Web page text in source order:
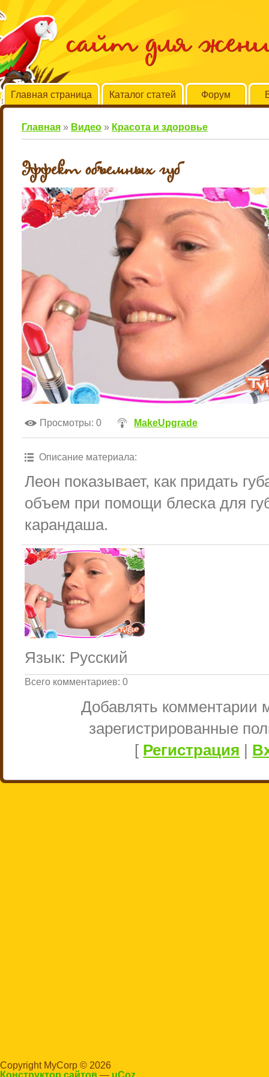
сайт для
Главная страница Каталог статей Форум
Главная » Видео » Красота и здоровье
Эффект объемных губ
Просмотры: 0 MakeUpgrade
Описание материала:
Леон показывает, как придать
объем при помощи блеска для
карандаша.
Язык: Русский
Всего комментариев: 0
Добавлять комментарии
зарегистрированные
[ Регистрация |
Copyright MyCorp © 2026
Конструктор сайтов — uCoz